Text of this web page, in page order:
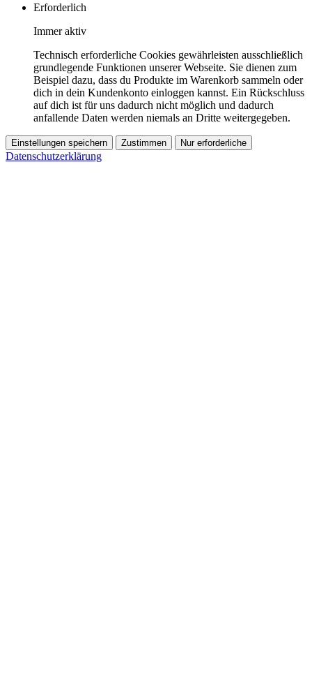
Erforderlich
Immer aktiv
Technisch erforderliche Cookies gewährleisten ausschließlich
grundlegende Funktionen unserer Webseite. Sie dienen zum
Beispiel dazu, dass du Produkte im Warenkorb sammeln oder
dich in dein Kundenkonto einloggen kannst. Ein Rückschluss
auf dich ist für uns dadurch nicht möglich und dadurch
anfallende Daten werden niemals an Dritte weitergegeben.
Einstellungen speichern Zustimmen Nur erforderliche
Datenschutzerklärung